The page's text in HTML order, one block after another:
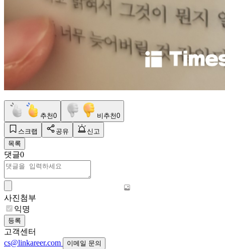
추천0 비추천0
스크랩 공유
신고
목록
댓글0
사진첨부
익명
등록
고객센터
cs@linkareer.com
이메일 문의